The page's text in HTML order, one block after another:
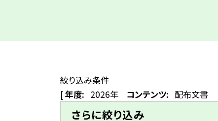
絞り込み条件
[年度: 2026年 コンテンツ: 配布文書
さらに絞り込み